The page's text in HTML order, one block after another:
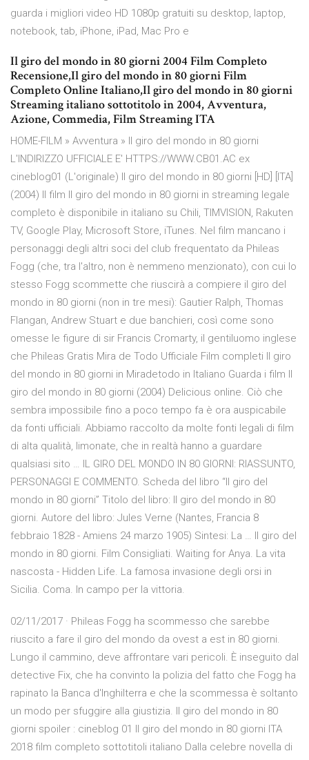
guarda i migliori video HD 1080p gratuiti su desktop, laptop,
notebook, tab, iPhone, iPad, Mac Pro e
Il giro del mondo in 80 giorni 2004 Film Completo
Recensione,Il giro del mondo in 80 giorni Film
Completo Online Italiano,Il giro del mondo in 80 giorni
Streaming italiano sottotitolo in 2004, Avventura,
Azione, Commedia, Film Streaming ITA
HOME-FILM » Avventura » Il giro del mondo in 80 giorni
L'INDIRIZZO UFFICIALE E' HTTPS://WWW.CB01.AC ex
cineblog01 (L'originale) Il giro del mondo in 80 giorni [HD] [ITA]
(2004) Il film Il giro del mondo in 80 giorni in streaming legale
completo è disponibile in italiano su Chili, TIMVISION, Rakuten
TV, Google Play, Microsoft Store, iTunes. Nel film mancano i
personaggi degli altri soci del club frequentato da Phileas
Fogg (che, tra l'altro, non è nemmeno menzionato), con cui lo
stesso Fogg scommette che riuscirà a compiere il giro del
mondo in 80 giorni (non in tre mesi): Gautier Ralph, Thomas
Flangan, Andrew Stuart e due banchieri, così come sono
omesse le figure di sir Francis Cromarty, il gentiluomo inglese
che Phileas Gratis Mira de Todo Ufficiale Film completi Il giro
del mondo in 80 giorni in Miradetodo in Italiano Guarda i film Il
giro del mondo in 80 giorni (2004) Delicious online. Ciò che
sembra impossibile fino a poco tempo fa è ora auspicabile
da fonti ufficiali. Abbiamo raccolto da molte fonti legali di film
di alta qualità, limonate, che in realtà hanno a guardare
qualsiasi sito … IL GIRO DEL MONDO IN 80 GIORNI: RIASSUNTO,
PERSONAGGI E COMMENTO. Scheda del libro “Il giro del
mondo in 80 giorni” Titolo del libro: Il giro del mondo in 80
giorni. Autore del libro: Jules Verne (Nantes, Francia 8
febbraio 1828 - Amiens 24 marzo 1905) Sintesi: La … Il giro del
mondo in 80 giorni. Film Consigliati. Waiting for Anya. La vita
nascosta - Hidden Life. La famosa invasione degli orsi in
Sicilia. Coma. In campo per la vittoria.
02/11/2017 · Phileas Fogg ha scommesso che sarebbe
riuscito a fare il giro del mondo da ovest a est in 80 giorni.
Lungo il cammino, deve affrontare vari pericoli. È inseguito dal
detective Fix, che ha convinto la polizia del fatto che Fogg ha
rapinato la Banca d'Inghilterra e che la scommessa è soltanto
un modo per sfuggire alla giustizia. Il giro del mondo in 80
giorni spoiler : cineblog 01 Il giro del mondo in 80 giorni ITA
2018 film completo sottotitoli italiano Dalla celebre novella di